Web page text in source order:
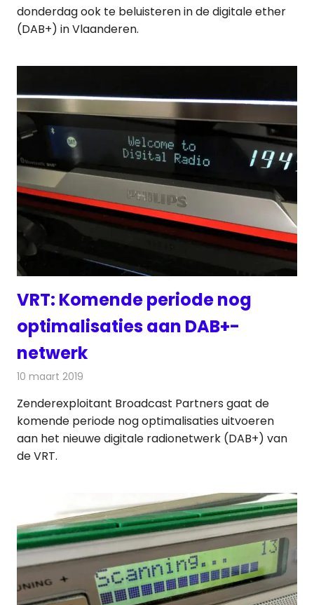
donderdag ook te beluisteren in de digitale ether
(DAB+) in Vlaanderen.
VRT: Komende periode nog
optimalisaties aan DAB+-
netwerk
10 maart 2019
Zenderexploitant Broadcast Partners gaat de
komende periode nog optimalisaties uitvoeren
aan het nieuwe digitale radionetwerk (DAB+) van
de VRT.